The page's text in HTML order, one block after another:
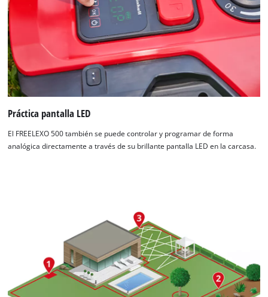
Práctica pantalla LED
El FREELEXO 500 también se puede controlar y programar de forma
analógica directamente a través de su brillante pantalla LED en la carcasa.